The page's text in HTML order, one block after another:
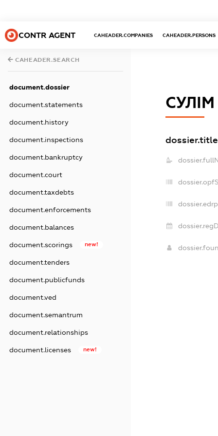
CONTR AGENT CAHEADER.COMPANIES CAHEADER.PERSONS
CAHEADER.SEARCH
document.dossier
document.statements
document.history
document.inspections
document.bankruptcy
document.court
document.taxdebts
document.enforcements
document.balances
document.scorings new!
document.tenders
document.publicfunds
document.ved
document.semantrum
document.relationships
document.licenses new!
dossier.title